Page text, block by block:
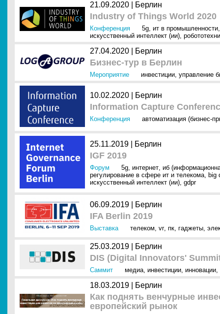
21.09.2020 | Берлин
Industry of Things World 2020
Конференция 5g, ит в промышленности
искусственный интеллект (ии),
27.04.2020 | Берлин
Бизнес-тур в Берлин
Мероприятие инвестиции, управление
10.02.2020 | Берлин
Information Capture
Конференция автоматизация (бизнес-
25.11.2019 | Берлин
IGF 2019
Форум 5g, интернет, иб
регулирование в сфере ит и телекома, big
искусственный интеллект (ии), gdpr
06.09.2019 | Берлин
IFA Berlin 2019
Выставка телеком, vr, пк, гаджеты,
25.03.2019 | Берлин
DIS (Digital Innovators'
Саммит медиа, инвестиции, инновации,
18.03.2019 | Берлин
Как поднять венчурные
европейский рынок